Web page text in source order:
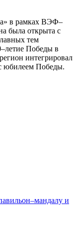
в рамках ВЭФ–
была открыта с
тем
Победы в
интегрировал
юбилеем Победы.
и